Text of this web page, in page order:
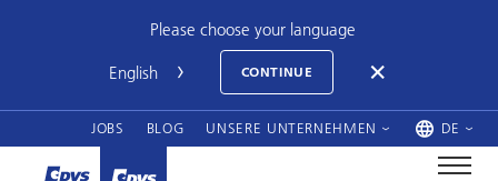
Please choose your language
CONTINUE
JOBS BLOG UNSERE UNTERNEHMEN DE